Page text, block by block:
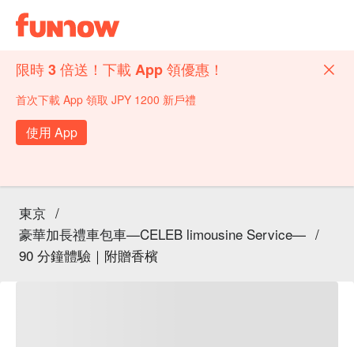
限時 3 倍送！下載 App 領優惠！
首次下載 App 領取 JPY 1200 新戶禮
使用 App
東京 /
豪華加長禮車包車—CELEB limousine Service— /
90 分鐘體驗｜附贈香檳